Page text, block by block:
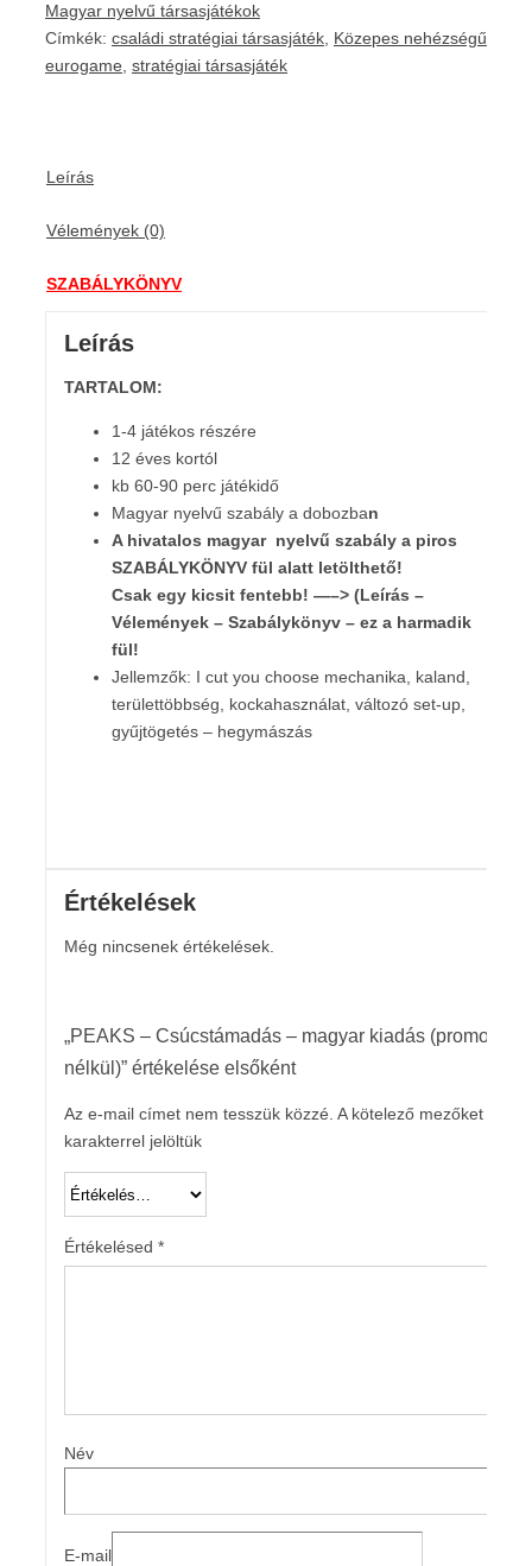
Magyar nyelvű társasjátékok
Címkék: családi stratégiai társasjáték Közepes nehézségű
eurogame stratégiai társasjáték
Leírás
Vélemények (0)
SZABÁLYKÖNYV
Leírás
TARTALOM:
1-4 játékos részére
12 éves kortól
kb 60-90 perc játékidő
Magyar nyelvű szabály a dobozban
A hivatalos magyar nyelvű szabálya piros
SZABÁLYKÖNYV fül alatt letölthető!
Csak egy kicsit fentebb! —–> (Leírás –
Vélemények – Szabálykönyv – ez a harmadik
fül!
Jellemzők: I cut you choose mechanika, kaland,
területtöbbség, kockahasználat, változó set-up,
gyűjtögetés – hegymászás
Értékelések
Még nincsenek értékelések.
„PEAKS – Csúcstámadás – magyar kiadás (promo
nélkül)” értékelése elsőként
Az e-mail címet nem tesszük közzé. A kötelező mezőket
karakterrel jelöltük
Értékelésed *
Név
E-mail